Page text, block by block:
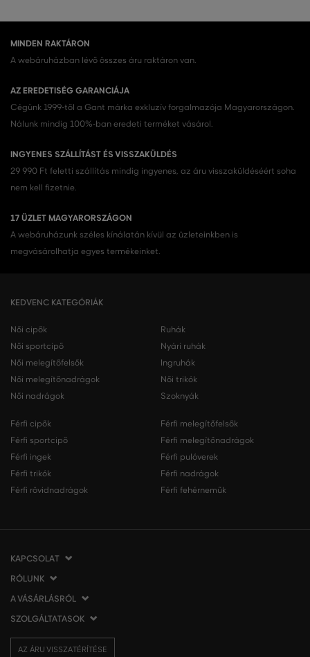
MINDEN RAKTÁRON
A webáruházban lévő összes áru raktáron van.
AZ EREDETISÉG GARANCIÁJA
Cégünk 1999-től a Gant márka exkluzív forgalmazója Magyarországon.
Nálunk mindig 100%-ban eredeti terméket vásárol.
INGYENES SZÁLLÍTÁST ÉS VISSZAKÜLDÉS
29 990 Ft feletti szállítás mindig ingyenes, az áru visszaküldéséért soha
nem kell fizetnie.
17 ÜZLET MAGYARORSZÁGON
A webáruházunk széles kínálatán kívül az üzleteinkben is
megvásárolhatja egyes termékeinket.
KEDVENC KATEGÓRIÁK
Női cipők
Női sportcipő
Női melegítőfelsők
Női melegítőnadrágok
Női nadrágok
Ruhák
Nyári ruhák
Ingruhák
Női trikók
Szoknyák
Férfi cipők
Férfi sportcipő
Férfi ingek
Férfi trikók
Férfi rövidnadrágok
Férfi melegítőfelsők
Férfi melegítőnadrágok
Férfi pulóverek
Férfi nadrágok
Férfi fehérneműk
KAPCSOLAT
VERMONT Services Slovakia s. r. o.
Vlčie hrdlo 53
821 07 Bratislava
tel.: 06 1 901 1901
RÓLUNK
Cégünkről
Elérhetőség
Affiliate
A VÁSÁRLÁSRÓL
A vásárlás menete
Általános szerződési feltételek
Az áru visszatérítése/visszáru
SZOLGÁLTATASOK
Szállítás és fizetés
AZ ÁRU VISSZATÉRÍTÉSE